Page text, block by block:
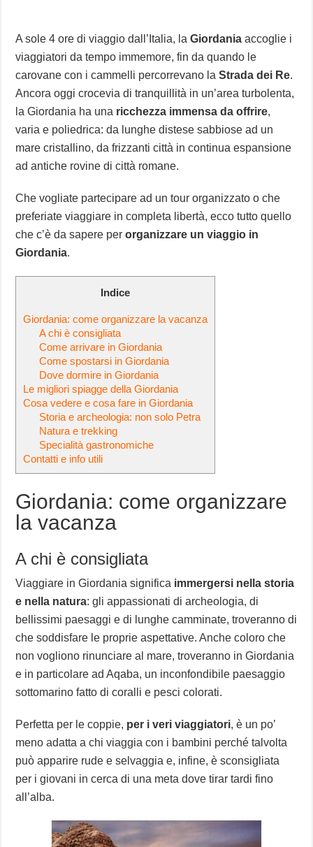
A sole 4 ore di viaggio dall’Italia, laGiordania accoglie i
viaggiatori da tempo immemore, fin da quando le
carovane con i cammelli percorrevano laStrada dei Re.
Ancora oggi crocevia di tranquillità in un’area turbolenta,
la Giordania ha una ricchezza immensa da offrire,
varia e poliedrica: da lunghe distese sabbiose ad un
mare cristallino, da frizzanti città in continua espansione
ad antiche rovine di città romane.
Che vogliate partecipare ad un tour organizzato o che
preferiate viaggiare in completa libertà, ecco tutto quello
che c’è da sapere perorganizzare un viaggio in
Giordania.
Indice
Giordania: come organizzare la vacanza
A chi è consigliata
Come arrivare in Giordania
Come spostarsi in Giordania
Dove dormire in Giordania
Le migliori spiagge della Giordania
Cosa vedere e cosa fare in Giordania
Storia e archeologia: non solo Petra
Natura e trekking
Specialità gastronomiche
Contatti e info utili
Giordania: come organizzare
la vacanza
A chi è consigliata
Viaggiare in Giordania significa immergersi nella storia
e nella natura: gli appassionati di archeologia, di
bellissimi paesaggi e di lunghe camminate, troveranno di
che soddisfare le proprie aspettative. Anche coloro che
non vogliono rinunciare al mare, troveranno in Giordania
e in particolare ad Aqaba, un inconfondibile paesaggio
sottomarino fatto di coralli e pesci colorati.
Perfetta per le coppie, per i veri viaggiatori, è un po’
meno adatta a chi viaggia con i bambini perché talvolta
può apparire rude e selvaggia e, infine, è sconsigliata
per i giovani in cerca di una meta dove tirar tardi fino
all’alba.